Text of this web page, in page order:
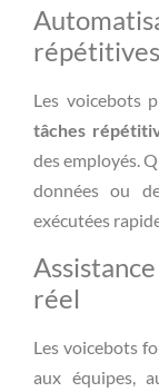
répétitives
Les voicebots
tâches
des employés.
données ou
exécutées
réel
Les voicebots
aux équipes,